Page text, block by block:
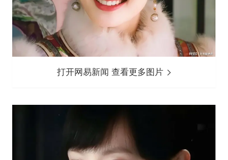
打开网易新闻 查看更多图片